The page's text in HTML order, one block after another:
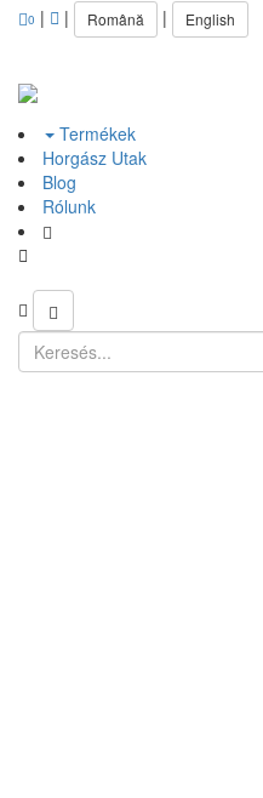
0 | | Română | English
Termékek
Horgász Utak
Blog
Rólunk